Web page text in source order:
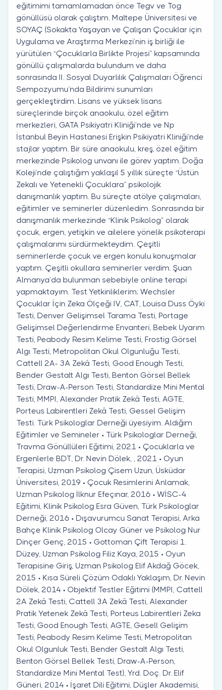
eğitimimi tamamlamadan önce Tegv ve Tog
gönüllüsü olarak çalıştım. Maltepe Üniversitesi ve
SOYAÇ (Sokakta Yaşayan ve Çalışan Çocuklar için
Uygulama ve Araştırma Merkezi’nin iş birliği ile
yürütülen “Çocuklarla Birlikte Projesi” kapsamında
gönüllü çalışmalarda bulundum ve daha
sonrasında II. Sosyal Duyarlılık Çalışmaları Öğrenci
Sempozyumu’nda Bildirimi sunumları
gerçekleştirdim. Lisans ve yüksek lisans
süreçlerinde birçok anaokulu, özel eğitim
merkezleri, GATA Psikiyatri Kliniği’nde ve Np
İstanbul Beyin Hastanesi Erişkin Psikiyatri Kliniği’nde
stajlar yaptım. Bir süre anaokulu, kreş, özel eğitim
merkezinde Psikolog unvanı ile görev yaptım. Doğa
Koleji’nde çalıştığım yaklaşıl 5 yıllık süreçte “Üstün
Zekalı ve Yetenekli Çocuklara” psikolojik
danışmanlık yaptım. Bu süreçte atölye çalışmaları,
eğitimler ve seminerler düzenledim. Sonrasında bir
danışmanlık merkezinde “Klinik Psikolog” olarak
çocuk, ergen, yetişkin ve ailelere yönelik psikoterapi
çalışmalarımı sürdürmekteydim. Çeşitli
seminerlerde çocuk ve ergen konulu konuşmalar
yaptım. Çeşitli okullara seminerler verdim. Şuan
Almanya’da bulunman sebebiyle online terapi
yapmaktayım. Test Yetkinliklerim; Wechsler
Çocuklar İçin Zeka Ölçeği IV, CAT, Louisa Duss Öyki
Testi, Denver Gelişimsel Tarama Testi, Portage
Gelişimsel Değerlendirme Envanteri, Bebek Uyarım
Testi, Peabody Resim Kelime Testi, Frostig Görsel
Algı Testi, Metropolitan Okul Olgunluğu Testi,
Cattell 2A- 3A Zekâ Testi, Good Enough Testi,
Bender Gestalt Algı Testi, Benton Görsel Bellek
Testi, Draw-A-Person Testi, Standardize Mini Mental
Testi, MMPI, Alexander Pratik Zekâ Testi, AGTE,
Porteus Labirentleri Zekâ Testi, Gessel Gelişim
Testi. Türk Psikologlar Derneği üyesiyim. Aldığım
Eğitimler ve Semineler • Türk Psikologlar Derneği,
Travma Gönüllüleri Eğitimi, 2021 • Çocuklarla ve
Ergenlerle BDT, Dr. Nevin Dölek, , 2021 • Oyun
Terapisi, Uzman Psikolog Çisem Uzun, Üsküdar
Üniversitesi, 2019 • Çocuk Resimlerini Anlamak,
Uzman Psikolog İlknur Efeçınar, 2016 • WİSC-4
Eğitimi, Klinik Psikolog Esra Güven, Türk Psikologlar
Derneği, 2016 • Dışavurumcu Sanat Terapisi, Arka
Bahçe Klinik Psikolog Olcay Güner ve Psikolog Nur
Dinçer Genç, 2015 • Gottoman Çift Terapisi 1.
Düzey, Uzman Psikolog Filiz Kaya, 2015 • Oyun
Terapisine Giriş, Uzman Psikolog Elif Akdağ Göcek,
2015 • Kısa Süreli Çözüm Odaklı Yaklaşım, Dr. Nevin
Dölek, 2014 • Objektif Testler Eğitimi (MMPI, Cattell
2A Zekâ Testi, Cattell 3A Zekâ Testi, Alexander
Pratik Yetenek Zekâ Testi, Porteus Labirentleri Zeka
Testi, Good Enough Testi, AGTE, Gesell Gelişim
Testi, Peabody Resim Kelime Testi, Metropolitan
Okul Olgunluk Testi, Bender Gestalt Algı Testi,
Benton Görsel Bellek Testi, Draw-A-Person,
Standardize Mini Mental Test), Yrd. Doç. Dr. Elif
Güneri, 2014 • İşaret Dili Eğitimi, Düşler Akademisi,